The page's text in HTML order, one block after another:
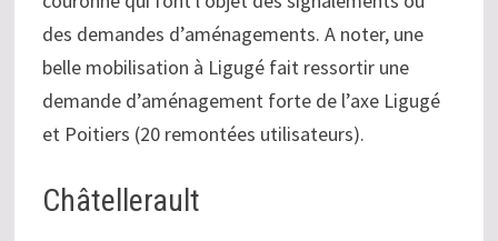
des demandes d’aménagements. A noter, une
belle mobilisation à Ligugé fait ressortir une
demande d’aménagement forte de l’axe Ligugé
et Poitiers (20 remontées utilisateurs).
Châtellerault